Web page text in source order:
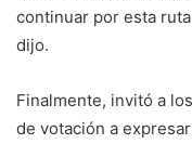
continuar por esta
dijo.
Finalmente, invitó a
de votación a